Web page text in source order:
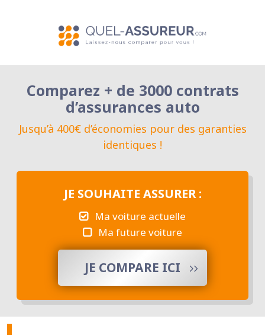
Comparez + de 3000 contrats
d’assurances auto
Jusqu’à 400€ d’économies pour des garanties
identiques !
JE SOUHAITE ASSURER :
Ma voiture actuelle
Ma future voiture
JE COMPARE ICI